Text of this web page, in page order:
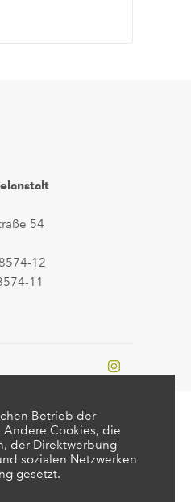
54
12
11
Betrieb der
Cookies, die
der Direktwerbung
sozialen Netzwerken
gesetzt.